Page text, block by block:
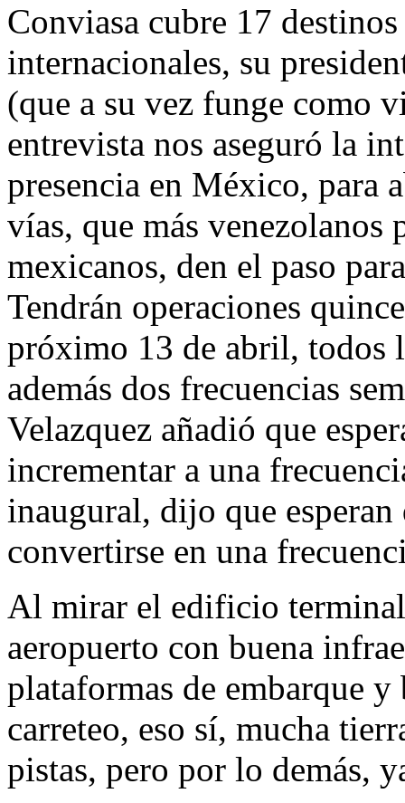
Conviasa cubre 17
internacionales, su
(que a su vez funge como
entrevista nos aseguró la
presencia en México, para
vías, que más
mexicanos, den el paso
Tendrán operaciones
próximo 13 de abril, todos
además dos frecuencias
Velazquez añadió que
incrementar a una
inaugural, dijo que
convertirse en una
Al mirar el edificio
aeropuerto con buena
plataformas de embarque
carreteo, eso sí, mucha
pistas, pero por lo demás,